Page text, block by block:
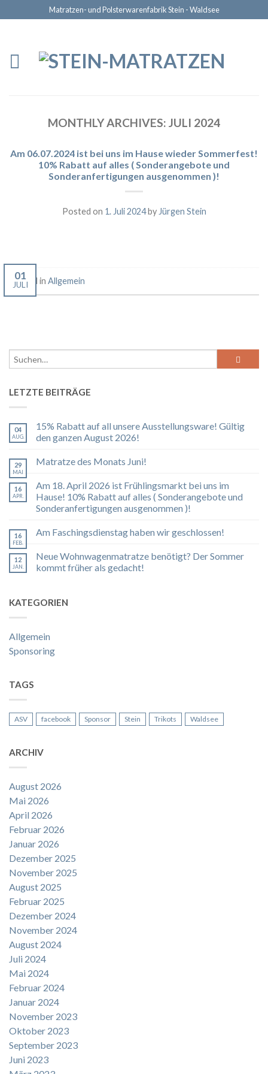
Matratzen- und Polsterwarenfabrik Stein - Waldsee
MONTHLY ARCHIVES: JULI 2024
Am 06.07.2024 ist bei uns im Hause wieder Sommerfest!
10% Rabatt auf alles ( Sonderangebote und
Sonderanfertigungen ausgenommen )!
Posted on 1. Juli 2024by Jürgen Stein
01
JULI
Posted in Allgemein
LETZTE BEITRÄGE
04
AUG.
15% Rabatt auf all unsere Ausstellungsware! Gültig
den ganzen August 2026!
29
MAI
Matratze des Monats Juni!
16
APR.
Am 18. April 2026 ist Frühlingsmarkt bei uns im
Hause! 10% Rabatt auf alles ( Sonderangebote und
Sonderanfertigungen ausgenommen )!
16
FEB.
Am Faschingsdienstag haben wir geschlossen!
12
JAN.
Neue Wohnwagenmatratze benötigt? Der Sommer
kommt früher als gedacht!
KATEGORIEN
Allgemein
Sponsoring
TAGS
ASV facebook Sponsor Stein Trikots Waldsee
ARCHIV
August 2026
Mai 2026
April 2026
Februar 2026
Januar 2026
Dezember 2025
November 2025
August 2025
Februar 2025
Dezember 2024
November 2024
August 2024
Juli 2024
Mai 2024
Februar 2024
Januar 2024
November 2023
Oktober 2023
September 2023
Juni 2023